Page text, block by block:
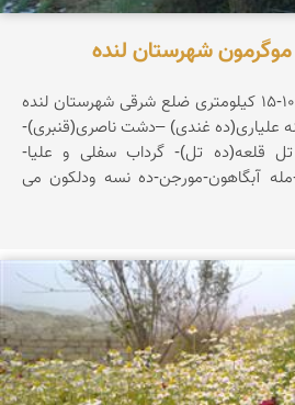
شهرستان لنده
منطقه موگرمون در فاصله 10-15 کیلومتری ضلع شرقی شهرستان لنده
علیاری(ده غندی) –دشت ناصری(قنبری)-
قلعه(ده تل)- گرداب سفلی و علیا-
آبگاهون-مورجن-ده نسه ودلکون می